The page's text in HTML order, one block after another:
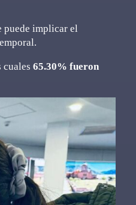
puede implicar el
cuales 65.30% fueron